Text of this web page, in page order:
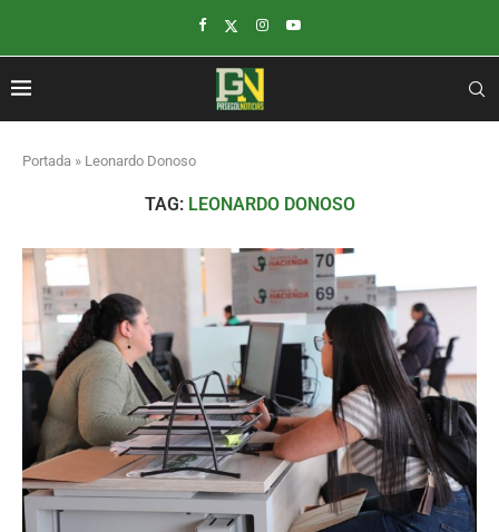
Portada » Leonardo Donoso
TAG: LEONARDO DONOSO